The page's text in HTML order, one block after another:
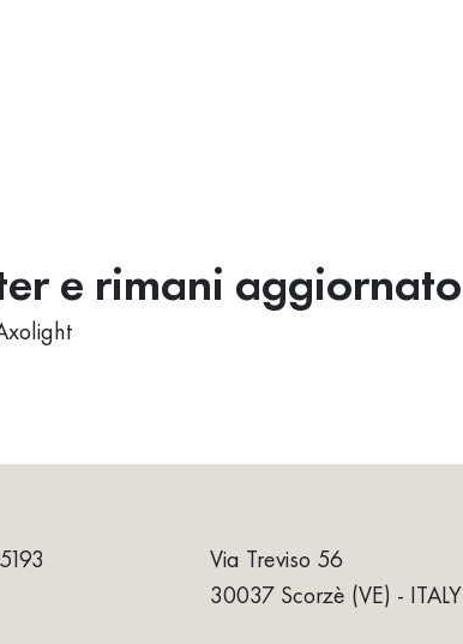
e rimani aggiornato
Via Treviso 56
30037 Scorzè (VE) - ITALY